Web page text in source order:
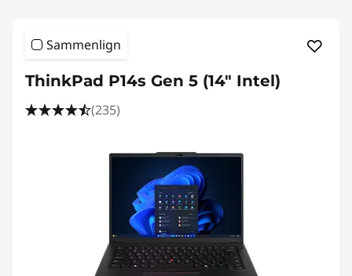
Sammenlign
ThinkPad P14s Gen 5 (14" Intel)
(235)